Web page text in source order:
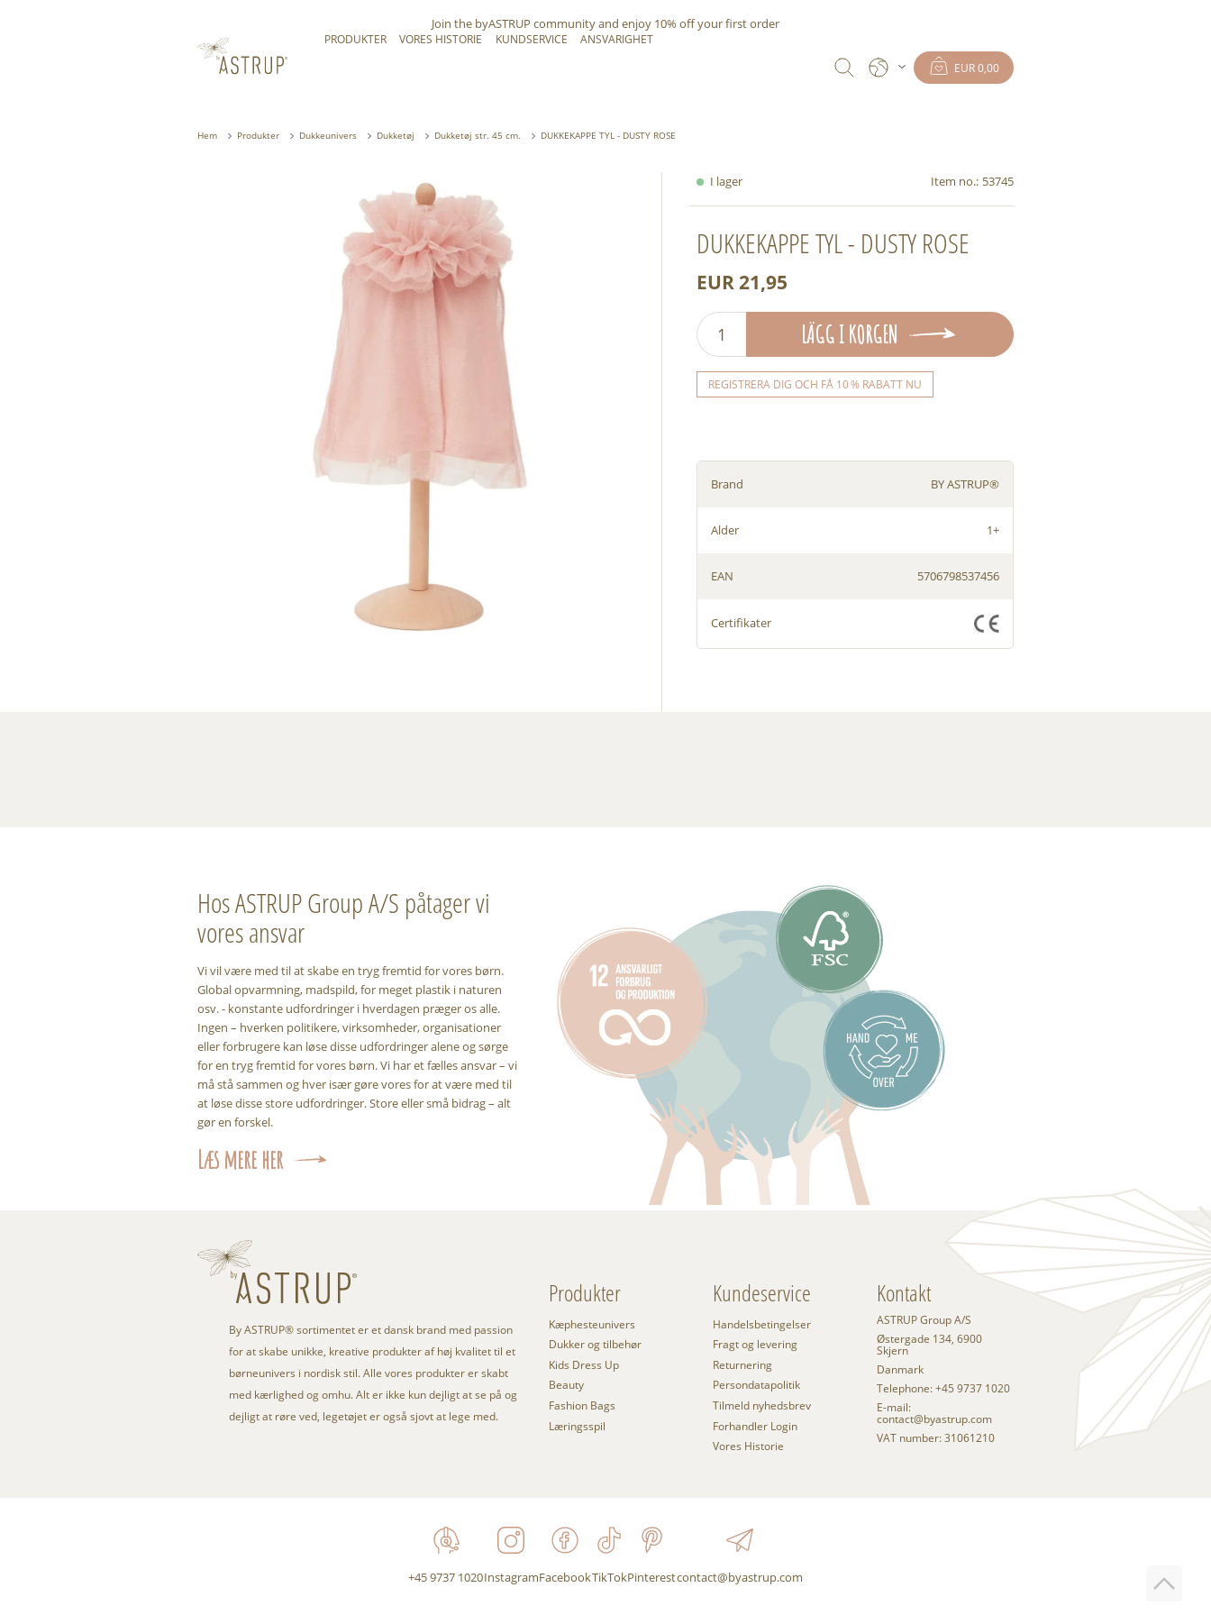
Join the byASTRUP community and enjoy 10% offyour first order
PRODUKTER VORES HISTORIE KUNDSERVICE
ANSVARIGHET
EUR 0,00
Hem Produkter Dukkeunivers Dukketøj Dukketøj str. 45 cm. DUKKEKAPPE TYL - DUSTY ROSE
I lager Item no.: 53745
DUKKEKAPPE TYL - DUSTY ROSE
EUR 21,95
LÄGG I KORGEN
REGISTRERA DIG OCH FÅ 10 % RABATT NU
Brand BY ASTRUP®
Alder 1+
EAN 5706798537456
Certifikater
Hos ASTRUP Group A/S påtager vi
vores ansvar
Vi vil være med til at skabe en tryg fremtid for vores børn.
Global opvarmning, madspild, for meget plastik i naturen
osv. - konstante udfordringer i hverdagen præger os alle.
Ingen – hverken politikere, virksomheder, organisationer
eller forbrugere kan løse disse udfordringer alene og sørge
for en tryg fremtid for vores børn. Vi har et fælles ansvar – vi
må stå sammen og hver især gøre vores for at være med til
at løse disse store udfordringer. Store eller små bidrag – alt
gør en forskel.
Læs mere her
By ASTRUP® sortimentet er et dansk brand med passion
for at skabe unikke, kreative produkter af høj kvalitet til et
børneunivers i nordisk stil. Alle vores produkter er skabt
med kærlighed og omhu. Alt er ikke kun dejligt at se på og
dejligt at røre ved, legetøjet er også sjovt at lege med.
Produkter
Kæphesteunivers
Dukker og tilbehør
Kids Dress Up
Beauty
Fashion Bags
Læringsspil
Kundeservice
Handelsbetingelser
Fragt og levering
Returnering
Persondatapolitik
Tilmeld nyhedsbrev
Forhandler Login
Vores Historie
Kontakt
ASTRUP Group A/S
Østergade 134, 6900
Skjern
Danmark
Telephone: +45 9737 1020
E-mail:
contact@byastrup.com
VAT number: 31061210
+45 9737 1020InstagramFacebookTikTokPinterestcontact@byastrup.com